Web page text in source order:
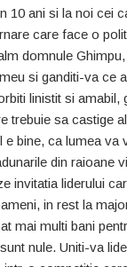
10 ani si la noi cei
care face o
domnule
si ganditi-va ce
linistit si amabil,
trebuie sa castige
e bine, ca lumea va
din raioane
invitatia liderului
in rest la
mai multi bani
nule. Uniti-va